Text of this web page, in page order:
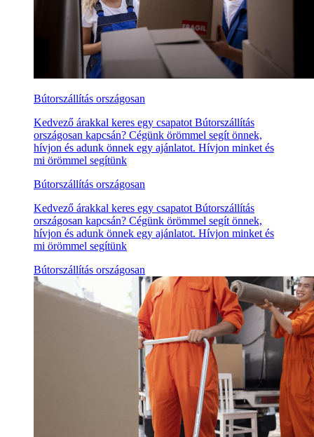
Bútorszállítás országosan
Kedvező árakkal keres egy csapatot Bútorszállítás
országosan kapcsán? Cégünk örömmel segít önnek,
hívjon és adunk önnek egy ajánlatot. Hívjon minket és
mi örömmel segítünk
Bútorszállítás országosan
Kedvező árakkal keres egy csapatot Bútorszállítás
országosan kapcsán? Cégünk örömmel segít önnek,
hívjon és adunk önnek egy ajánlatot. Hívjon minket és
mi örömmel segítünk
Bútorszállítás országosan